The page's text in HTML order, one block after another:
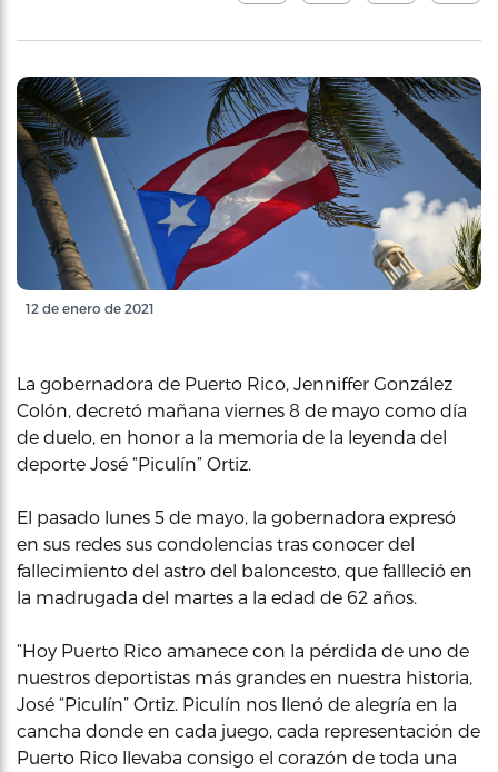
12 de enero de 2021
La gobernadora de Puerto Rico, Jenniffer González
Colón, decretó mañana viernes 8 de mayo como día
de duelo, en honor a la memoria de la leyenda del
deporte José “Piculín” Ortiz.
El pasado lunes 5 de mayo, la gobernadora expresó
en sus redes sus condolencias tras conocer del
fallecimiento del astro del baloncesto, que fallleció en
la madrugada del martes a la edad de 62 años.
“Hoy Puerto Rico amanece con la pérdida de uno de
nuestros deportistas más grandes en nuestra historia,
José “Piculín” Ortiz. Piculín nos llenó de alegría en la
cancha donde en cada juego, cada representación de
Puerto Rico llevaba consigo el corazón de toda una